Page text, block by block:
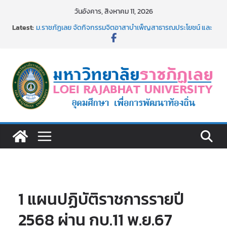
วันอังคาร, สิงหาคม 11, 2026
Latest:ม.ราชภัฏเลย จัดกิจกรรมจิตอาสาบำเพ็ญสาธารณประโยชน์ และ
เงินรายได้
ม.ราชภัฏเลย จัดมหกรรมวิชาการ เปิดบ้าน LRU ครั้งที่ 4 เปิดให้
นักเรียนมัธยมปลายค้นหาสาขาวิชาในฝัน สู่อนาคตที่ใช่
อธิการบดี มรภ.เลย ร่วมประชุมชี้แจงกับคณะอนุกรรมาธิการ
ประจำปีงบประมาณ พ.ศ. 2570
๑,๙๗๒ ชุด โดยวิธีเฉพาะเจาะจง
1 แผนปฏิบัติราชการรายปี
2568 ผ่าน กบ.11 พ.ย.67